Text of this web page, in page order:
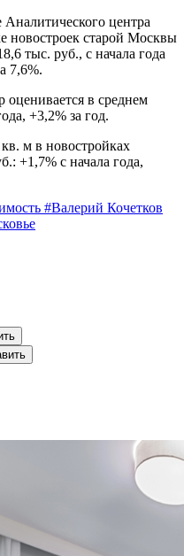
центра
старой Москвы
тыс. руб., с начала года
7,6%.
в среднем
+3,2% за год.
м в новостройках
+1,7% с начала года,
#Валерий Кочетков